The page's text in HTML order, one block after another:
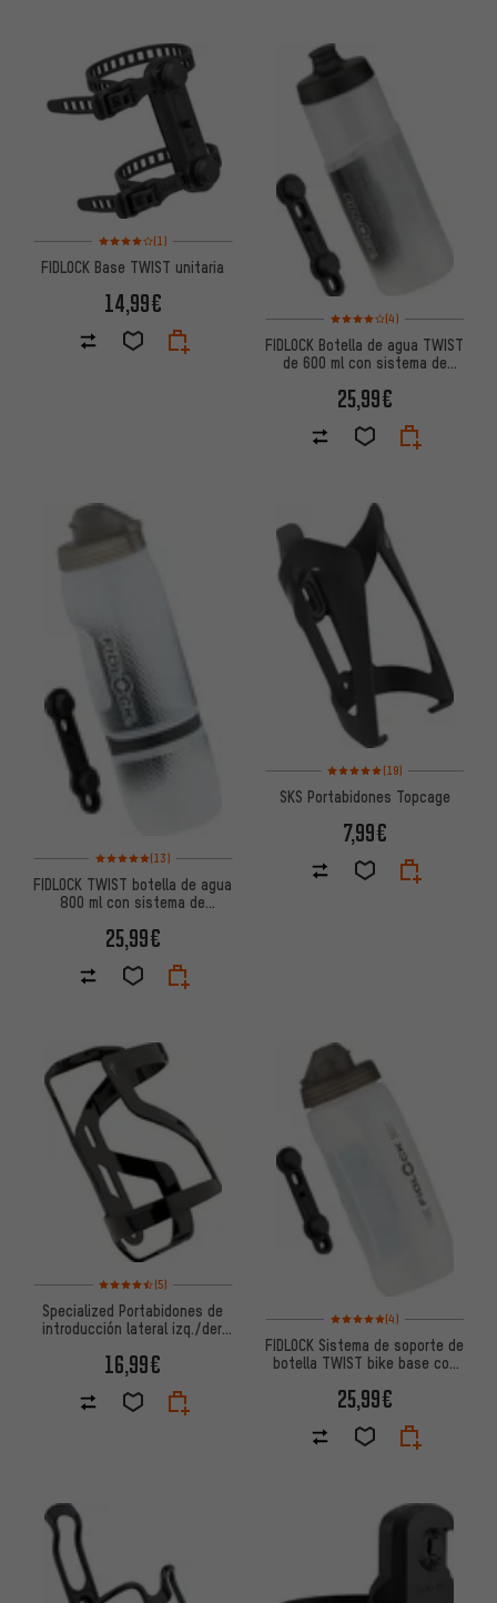
Valoración media: 4 de 5 basada en 1 reseñas
(1)
FIDLOCK Base TWIST unitaria
14,99€ Valoración media: 4 de 5
(4)
FIDLOCK Botella de agua TWIST
de 600 ml con sistema de
25,99€
Valoración media: 5 de 5 basada en 13 reseñas
(13)
FIDLOCK TWIST botella de agua
800 ml con sistema de
base
25,99€
Valoración media: 5 de 5
(19)
SKS Portabidones Topcage
7,99€
Valoración media: 4,5 de 5 basada en 5 reseñas
(5)
Specialized Portabidones de
introducción lateral izq./der.
16,99€
Valoración media: 5 de 5
(4)
FIDLOCK Sistema de soporte de
botella TWIST bike base con
25,99€